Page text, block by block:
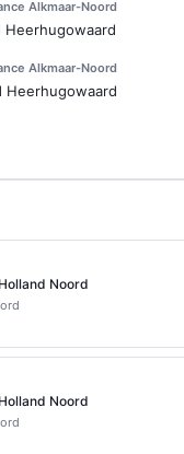
Alkmaar-Noord
Heerhugowaard
Alkmaar-Noord
Heerhugowaard
Noord
Noord